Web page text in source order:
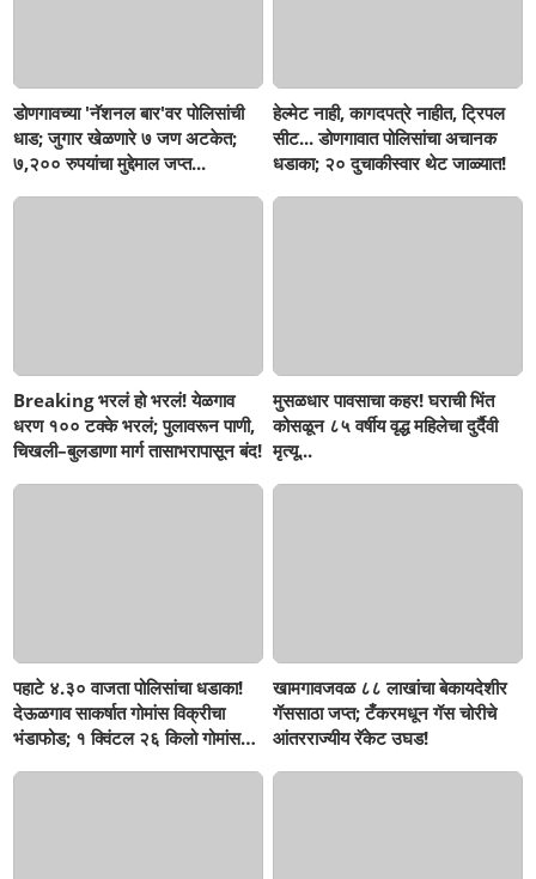
डोणगावच्या 'नॅशनल बार'वर पोलिसांची
धाड; जुगार खेळणारे ७ जण अटकेत;
७,२०० रुपयांचा मुद्देमाल जप्त...
हेल्मेट नाही, कागदपत्रे नाहीत, ट्रिपल
सीट... डोणगावात पोलिसांचा अचानक
धडाका; २० दुचाकीस्वार थेट जाळ्यात!
Breaking भरलं हो भरलं! येळगाव
धरण १०० टक्के भरलं; पुलावरून पाणी,
चिखली–बुलडाणा मार्ग तासाभरापासून बंद!
मुसळधार पावसाचा कहर! घराची भिंत
कोसळून ८५ वर्षीय वृद्ध महिलेचा दुर्दैवी
मृत्यू...
पहाटे ४.३० वाजता पोलिसांचा धडाका!
देऊळगाव साकर्षात गोमांस विक्रीचा
भंडाफोड; १ क्विंटल २६ किलो गोमांस
खामगावजवळ ८८ लाखांचा बेकायदेशीर
गॅससाठा जप्त; टँकरमधून गॅस चोरीचे
आंतरराज्यीय रॅकेट उघड!